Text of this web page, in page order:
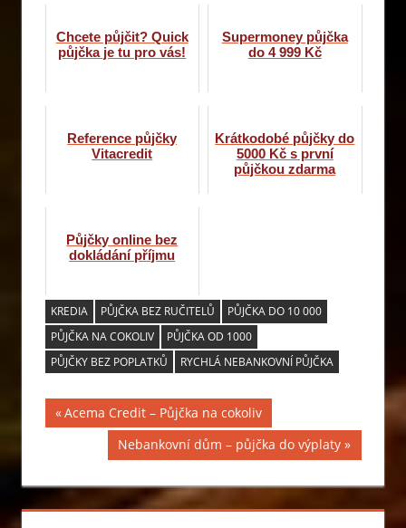
Chcete půjčit? Quick
půjčka je tu pro vás!
Supermoney půjčka
do 4 999 Kč
Reference půjčky
Vitacredit
Krátkodobé půjčky do
5000 Kč s první
půjčkou zdarma
Půjčky online bez
dokládání příjmu
KREDIA PŮJČKA BEZ RUČITELŮ
PŮJČKA DO 10 000
PŮJČKA NA COKOLIV
PŮJČKA OD 1000
PŮJČKY BEZ POPLATKŮ
RYCHLÁ NEBANKOVNÍ PŮJČKA
Navigace
Previous
Post:
Acema Credit – Půjčka na cokoliv
Next
Post:
Nebankovní dům – půjčka do výplaty